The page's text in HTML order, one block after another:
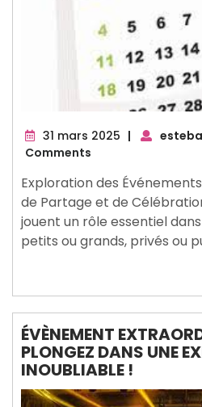
31 mars 2025 31|
Comments
Exploration des
de Partage et de
jouent un rôle essentiel dans
petits ou grands, privés ou
ÉVÈNEMENT
PLONGEZ DANS UNE
INOUBLIABLE !